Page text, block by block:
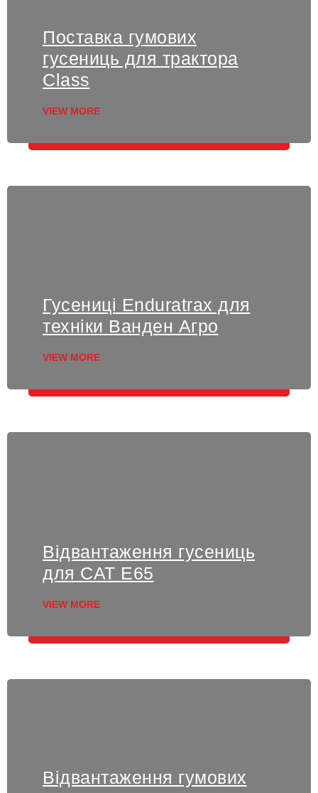
Поставка гумових
гусениць для трактора
Class
VIEW MORE
Гусениці Enduratrax для
техніки Ванден Агро
VIEW MORE
Відвантаження гусениць
для CAT E65
VIEW MORE
Відвантаження гумових